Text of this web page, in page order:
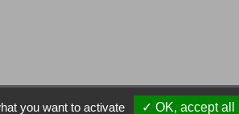
you want to activate ✓ OK, accept all